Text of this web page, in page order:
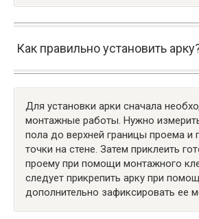
Как правильно установить
Для установки арки сначала
монтажные работы. Нужно
пола до верхней границы проема и
точки на стене. Затем приклеить
проему при помощи монтажного
следует прикрепить арку при
дополнительно зафиксировать ее